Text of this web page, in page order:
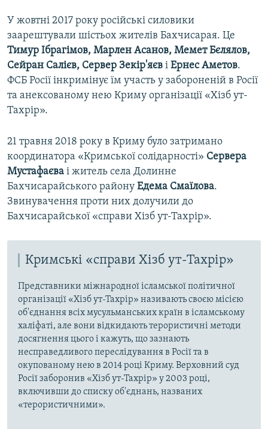
У жовтні 2017 року російські силовики
заарештували шістьох жителів Бахчисарая. Це
Тимур Ібрагімов, Марлен Асанов, Мемет Бєлялов,
Сейран Салієв, Сервер Зекір'яєв і Ернес Аметов.
ФСБ Росії інкримінує їм участь у забороненій в Росії
та анексованому нею Криму організації «Хізб ут-
Тахрір».
21 травня 2018 року в Криму було затримано
координатора «Кримської солідарності» Сервера
Мустафаєва і житель села Долинне
Бахчисарайського району Едема Смаїлова.
Звинувачення проти них долучили до
Бахчисарайської «справи Хізб ут-Тахрір».
Кримські «справи Хізб ут-Тахрір»
Представники міжнародної ісламської політичної
організації «Хізб ут-Тахрір» називають своєю місією
об'єднання всіх мусульманських країн в ісламському
халіфаті, але вони відкидають терористичні методи
досягнення цього і кажуть, що зазнають
несправедливого переслідування в Росії та в
окупованому нею в 2014 році Криму. Верховний суд
Росії заборонив «Хізб ут-Тахрір» у 2003 році,
включивши до списку об'єднань, названих
«терористичними».